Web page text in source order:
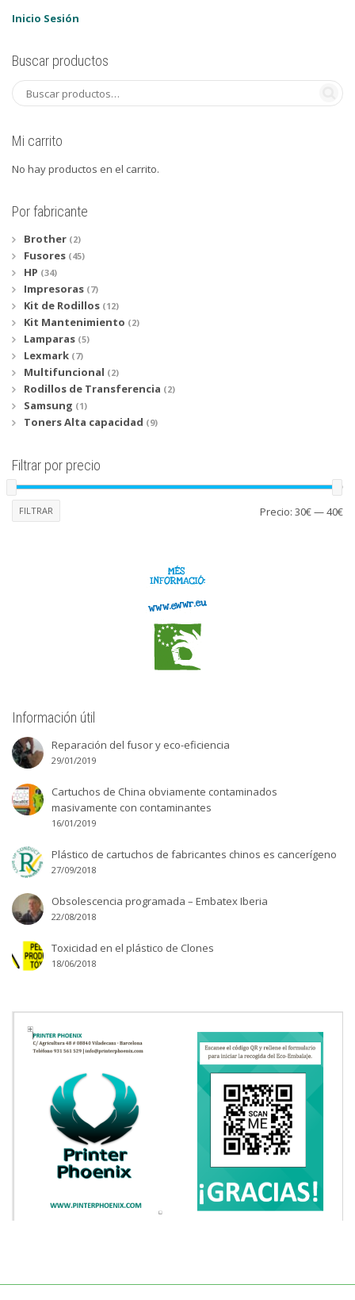
Inicio Sesión
Buscar productos
Mi carrito
No hay productos en el carrito.
Por fabricante
Brother (2)
Fusores (45)
HP (34)
Impresoras (7)
Kit de Rodillos (12)
Kit Mantenimiento (2)
Lamparas (5)
Lexmark (7)
Multifuncional (2)
Rodillos de Transferencia (2)
Samsung (1)
Toners Alta capacidad (9)
Filtrar por precio
FILTRAR Precio: 30€—40€
Información útil
Reparación del fusor y eco-eficiencia
29/01/2019
Cartuchos de China obviamente contaminados
masivamente con contaminantes
16/01/2019
Plástico de cartuchos de fabricantes chinos es cancerígeno
27/09/2018
Obsolescencia programada – Embatex Iberia
22/08/2018
Toxicidad en el plástico de Clones
18/06/2018